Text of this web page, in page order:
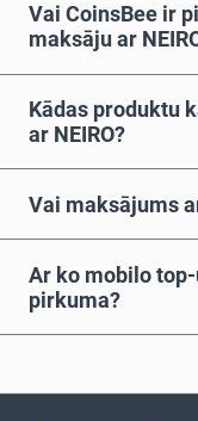
Vai CoinsBee ir
maksāju ar
Kādas produktu
ar NEIRO?
Vai maksājums
Ar ko mobilo
pirkuma?